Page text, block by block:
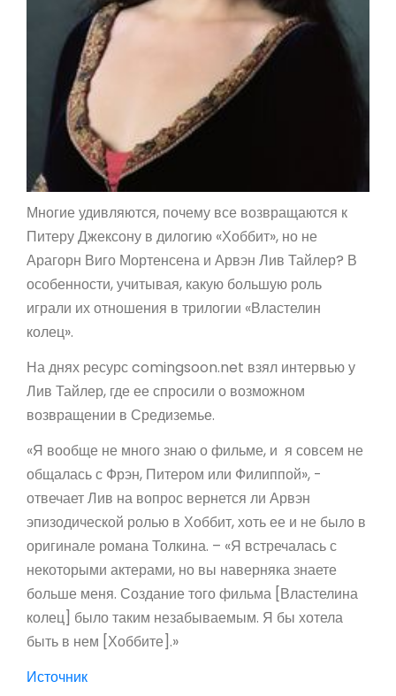
Многие удивляются, почему все возвращаются к
Питеру Джексону в дилогию «Хоббит», но не
Арагорн Виго Мортенсена и Арвэн Лив Тайлер? В
особенности, учитывая, какую большую роль
играли их отношения в трилогии «Властелин
колец».
На днях ресурс comingsoon.net взял интервью у
Лив Тайлер, где ее спросили о возможном
возвращении в Средиземье.
«Я вообще не много знаю о фильме, и я совсем не
общалась с Фрэн, Питером или Филиппой», -
отвечает Лив на вопрос вернется ли Арвэн
эпизодической ролью в Хоббит, хоть ее и не было в
оригинале романа Толкина. – «Я встречалась с
некоторыми актерами, но вы наверняка знаете
больше меня. Создание того фильма [Властелина
колец] было таким незабываемым. Я бы хотела
быть в нем [Хоббите].»
Источник